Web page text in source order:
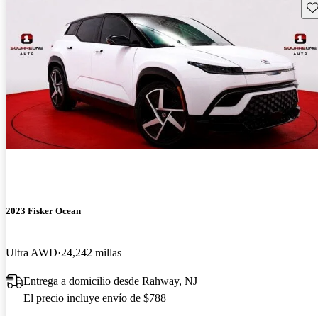
2023 Fisker Ocean
Ultra AWD 24,242 millas
Entrega a domicilio desde Rahway, NJ
El precio incluye envío de $788